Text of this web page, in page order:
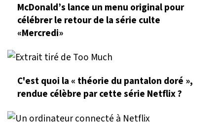
McDonald’s lance un menu original pour
célébrer le retour de la série culte
«Mercredi»
C'est quoi la « théorie du pantalon doré »,
rendue célèbre par cette série Netflix ?